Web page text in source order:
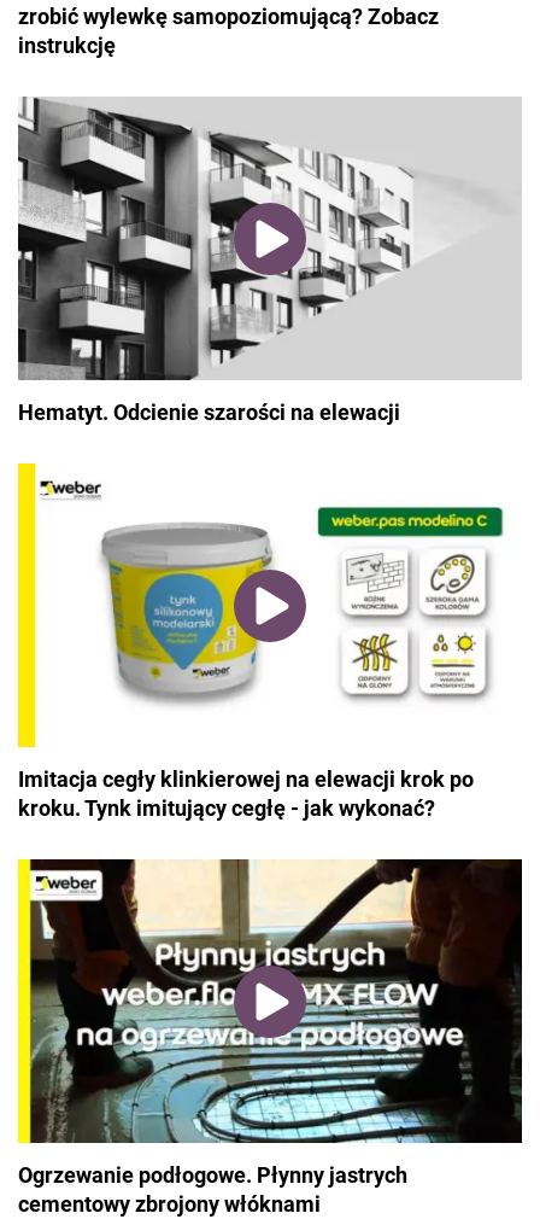
zrobić wylewkę samopoziomującą? Zobacz
instrukcję
Hematyt. Odcienie szarości na elewacji
Imitacja cegły klinkierowej na elewacji krok po
kroku. Tynk imitujący cegłę - jak wykonać?
Ogrzewanie podłogowe. Płynny jastrych
cementowy zbrojony włóknami